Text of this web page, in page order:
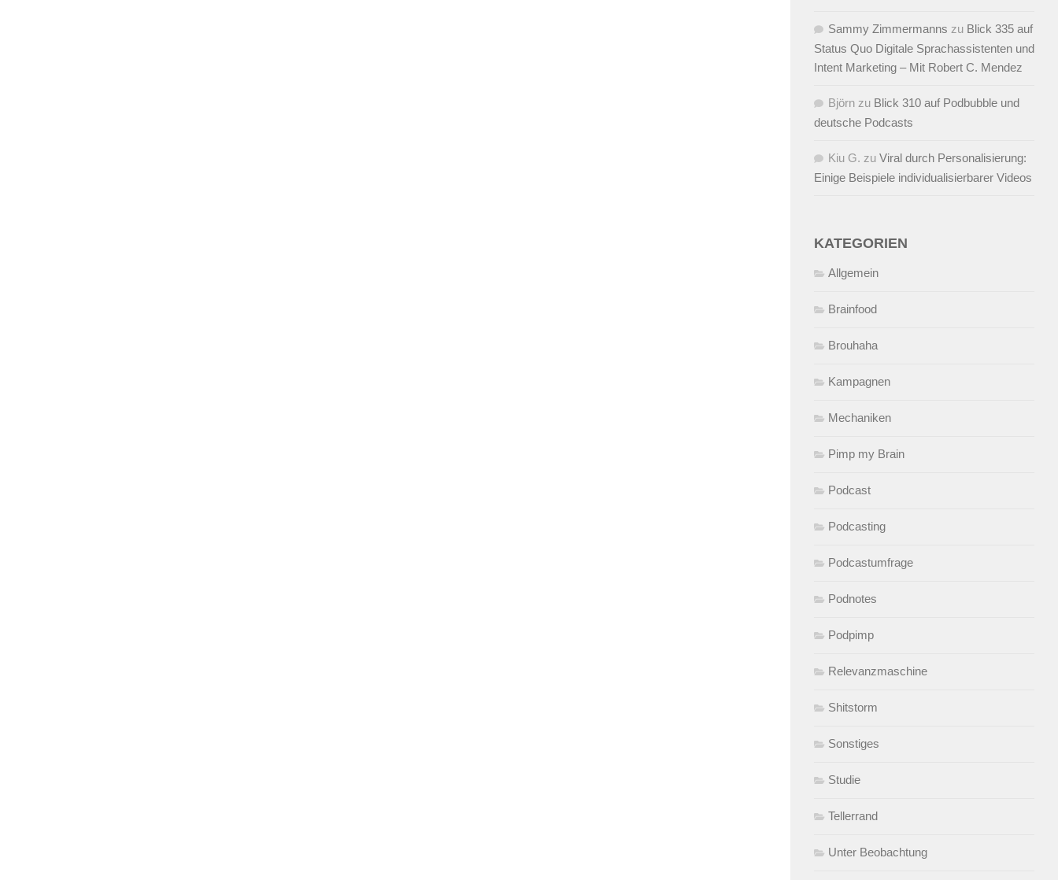
Sammy Zimmermanns zu Blick 335 auf
Status Quo Digitale Sprachassistenten und
Intent Marketing – Mit Robert C. Mendez
Björn zu Blick 310 auf Podbubble und
deutsche Podcasts
Kiu G. zu Viral durch Personalisierung:
Einige Beispiele individualisierbarer Videos
KATEGORIEN
Allgemein
Brainfood
Brouhaha
Kampagnen
Mechaniken
Pimp my Brain
Podcast
Podcasting
Podcastumfrage
Podnotes
Podpimp
Relevanzmaschine
Shitstorm
Sonstiges
Studie
Tellerrand
Unter Beobachtung